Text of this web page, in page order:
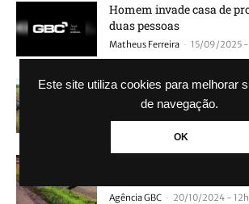
Este site utiliza cookies para melhorar
de navegação.
OK
Homem invade casa de
duas pessoas
Matheus Ferreira - 15/09/2025 -
Grave acidente entre
dois mortos
Agência GBC - 12/12/2024 -
Agência GBC - 20/10/2024 -